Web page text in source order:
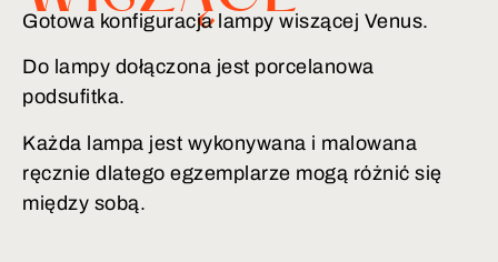
Gotowa konfiguracja lampy wiszącej Venus.
Do lampy dołączona jest porcelanowa
podsufitka.
Każda lampa jest wykonywana i malowana
ręcznie dlatego egzemplarze mogą różnić się
między sobą.